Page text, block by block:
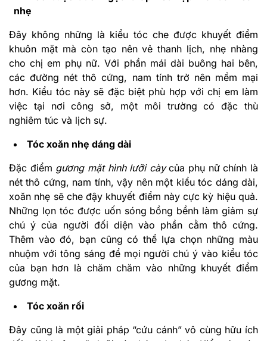
nhẹ
Đây không những là kiểu tóc che được khuyết điểm
khuôn mặt mà còn tạo nên vẻ thanh lịch, nhẹ nhàng
cho chị em phụ nữ. Với phần mái dài buông hai bên,
các đường nét thô cứng, nam tính trở nên mềm mại
hơn. Kiểu tóc này sẽ đặc biệt phù hợp với chị em làm
việc tại nơi công sở, một môi trường có đặc thù
nghiêm túc và lịch sự.
Tóc xoăn nhẹ dáng dài
Đặc điểm gương mặt hình lưỡi càycủa phụ nữ chính là
nét thô cứng, nam tính, vậy nên một kiểu tóc dáng dài,
xoăn nhẹ sẽ che đậy khuyết điểm này cực kỳ hiệu quả.
Những lọn tóc được uốn sóng bồng bềnh làm giảm sự
chú ý của người đối diện vào phần cằm thô cứng.
Thêm vào đó, bạn cũng có thể lựa chọn những màu
nhuộm với tông sáng để mọi người chú ý vào kiểu tóc
của bạn hơn là chăm chăm vào những khuyết điểm
gương mặt.
Tóc xoăn rối
Đây cũng là một giải pháp “cứu cánh” vô cùng hữu ích